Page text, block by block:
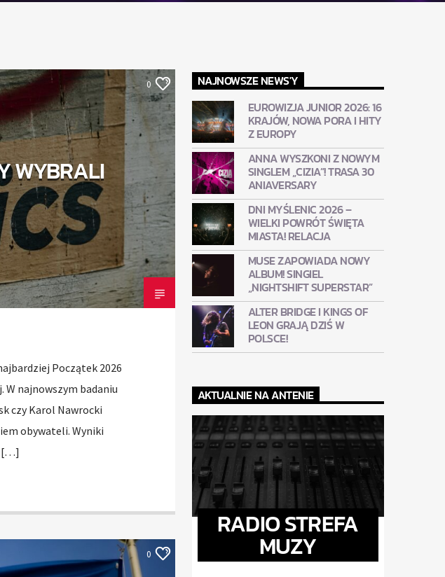
0
WYBRALI
Początek 2026
najnowszym badaniu
czy Karol Nawrocki
obywateli. Wyniki
[…]
0
NAJNOWSZE NEWS'Y
EUROWIZJA JUNIOR 2026: 16
KRAJÓW, NOWA PORA I HITY
Z EUROPY
ANNA WYSZKONI Z NOWYM
SINGLEM „CIZIA”! TRASA 30
ANIAVERSARY
DNI MYŚLENIC 2026 –
WIELKI POWRÓT ŚWIĘTA
MIASTA! RELACJA
MUSE ZAPOWIADA NOWY
ALBUM! SINGIEL
„NIGHTSHIFT SUPERSTAR”
ALTER BRIDGE I KINGS OF
LEON GRAJĄ DZIŚ W
POLSCE!
AKTUALNIE NA ANTENIE
RADIO STREFA
MUZY